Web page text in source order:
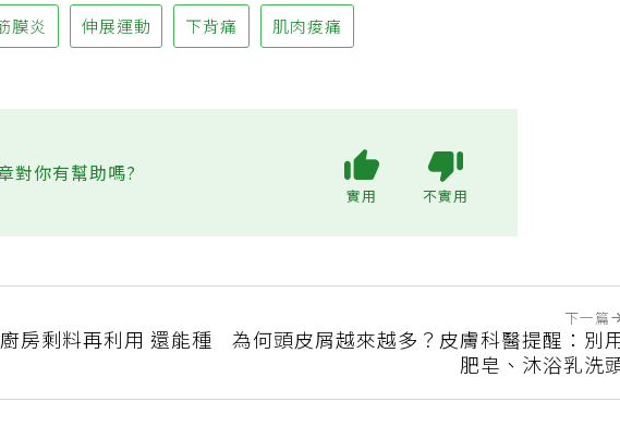
膜炎 伸展運動 下背痛 肌肉痠痛
對你有幫助嗎?
房剩料再利用 還能種
下一篇
為何頭皮屑越來越多？皮膚科醫提醒：別
肥皂、沐浴乳洗